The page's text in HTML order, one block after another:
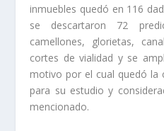
inmuebles quedó en 116
se descartaron 72
camellones, glorietas,
cortes de vialidad y se
motivo por el cual quedó la
para su estudio y
mencionado.